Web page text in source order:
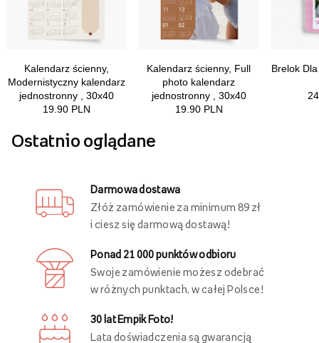
Ostatnio oglądane
Darmowa dostawa
Złóż zamówienie za minimum 89 zł
i ciesz się darmową dostawą!
Ponad 21 000 punktów odbioru
Swoje zamówienie możesz odebrać
w różnych punktach, w całej Polsce!
30 lat Empik Foto!
Lata doświadczenia są gwarancją